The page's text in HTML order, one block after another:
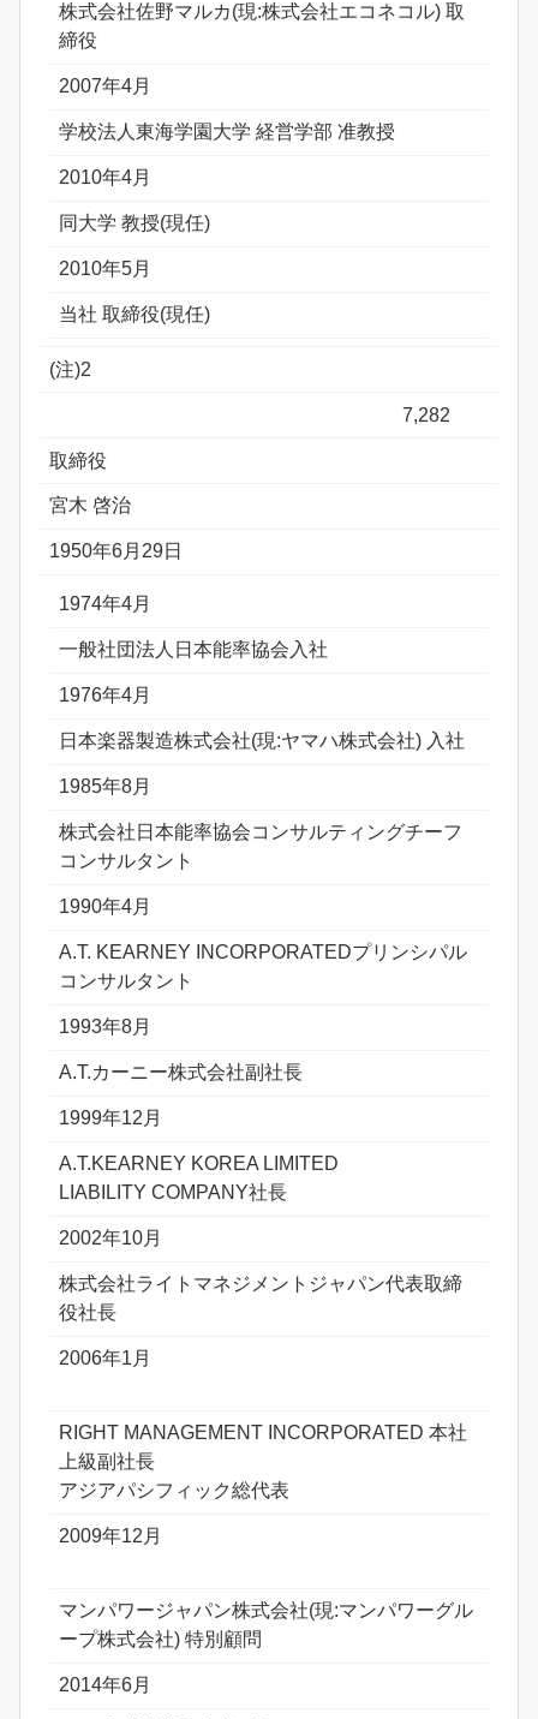
株式会社佐野マルカ(現:株式会社エコネコル) 取
締役
2007年4月
学校法人東海学園大学 経営学部 准教授
2010年4月
同大学 教授(現任)
2010年5月
当社 取締役(現任)
(注)2
7,282
取締役
宮木 啓治
1950年6月29日
1974年4月
一般社団法人日本能率協会入社
1976年4月
日本楽器製造株式会社(現:ヤマハ株式会社) 入社
1985年8月
株式会社日本能率協会コンサルティングチーフ
コンサルタント
1990年4月
A.T. KEARNEY INCORPORATEDプリンシパル
コンサルタント
1993年8月
A.T.カーニー株式会社副社長
1999年12月
A.T.KEARNEY KOREA LIMITED
LIABILITY COMPANY社長
2002年10月
株式会社ライトマネジメントジャパン代表取締
役社長
2006年1月
RIGHT MANAGEMENT INCORPORATED 本社
上級副社長
アジアパシフィック総代表
2009年12月
マンパワージャパン株式会社(現:マンパワーグル
ープ株式会社) 特別顧問
2014年6月